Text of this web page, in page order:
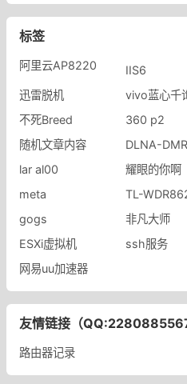
标签
阿里云AP8220 IIS6
迅雷脱机
vivo蓝心千
不死Breed
360 p2
随机文章内容
DLNA-DMR
lar al00
耀眼的你啊
meta
TL-
gogs
非凡大师
ESXi虚拟机
ssh服务
网易uu加速器
友情链接（QQ:2280885567
路由器记录